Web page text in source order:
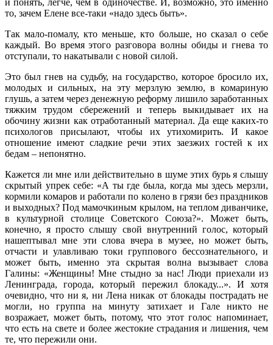
и понять, легче, чем в одиночестве. И, возможно, это именно
то, зачем Елене все-таки «надо здесь быть».
Так мало-помалу, кто меньше, кто больше, но сказал о себе
каждый. Во время этого разговора волны обиды и гнева то
отступали, то накатывали с новой силой.
Это был гнев на судьбу, на государство, которое бросило их,
молодых и сильных, на эту мерзлую землю, в комариную
глушь, а затем через денежную реформу лишило заработанных
тяжким трудом сбережений и теперь выкидывает их на
обочину жизни как отработанный материал. Да еще каких-то
психологов присылают, чтобы их утихомирить. И какое
отношение имеют сладкие речи этих заезжих гостей к их
бедам – непонятно.
Кажется ли мне или действительно в шуме этих бурь я слышу
скрытый упрек себе: «А ты где была, когда мы здесь мерзли,
кормили комаров и работали по колено в грязи без праздников
и выходных? Под мамочкиным крылом, на теплом диванчике,
в культурной столице Советского Союза?». Может быть,
конечно, я просто слышу свой внутренний голос, который
нашептывал мне эти слова вчера в музее, но может быть,
отчасти и улавливаю токи группового бессознательного, и
может быть, именно эта скрытая волна вызывает слова
Галины: «Женщины! Мне стыдно за нас! Люди приехали из
Ленинграда, города, который пережил блокаду...». И хотя
очевидно, что ни я, ни Лена никак от блокады пострадать не
могли, но группа на минуту затихает и Гале никто не
возражает, может быть, потому, что этот голос напоминает,
что есть на свете и более жестокие страдания и лишения, чем
те, что пережили они.